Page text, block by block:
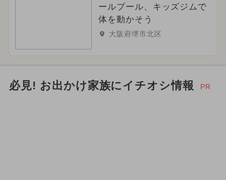
ールプール、キッズジムで
体を動かそう
大阪府堺市北区
必見! お出かけ家族にイチオシ情報 PR